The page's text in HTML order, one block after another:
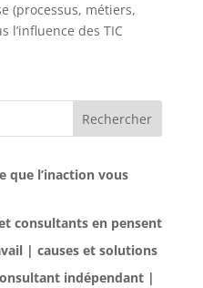
(processus, métiers,
l’influence des TIC
Rechercher
que l’inaction vous
consultants en pensent
| causes et solutions
indépendant |